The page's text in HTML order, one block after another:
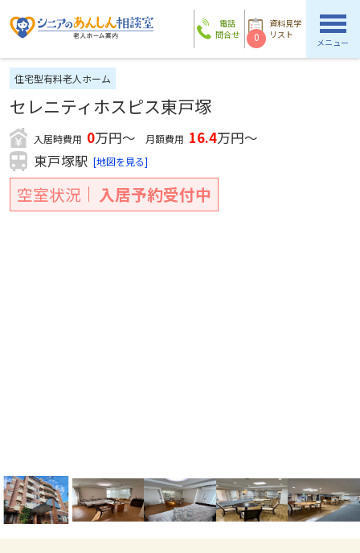
電話
問合せ
資料見学
リスト
0 メニュー
住宅型有料老人ホーム
セレニティホスピス東戸塚
入居時費用 0万円～ 月額費用 16.4万円～
東戸塚駅 [地図を見る]
空室状況 入居予約受付中